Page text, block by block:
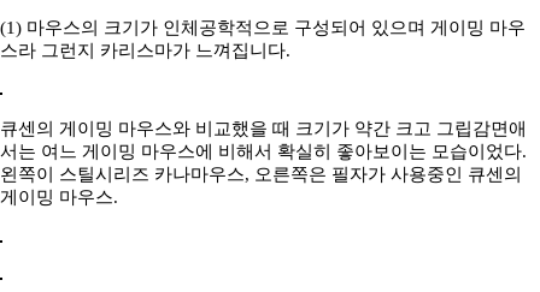
(1) 마우스의 크기가 인체공학적으로 구성되어 있으며 게이밍 마우
스라 그런지 카리스마가 느껴집니다.
큐센의 게이밍 마우스와 비교했을 때 크기가 약간 크고 그립감면애
서는 여느 게이밍 마우스에 비해서 확실히 좋아보이는 모습이었다.
왼쪽이 스틸시리즈 카나마우스, 오른쪽은 필자가 사용중인 큐센의
게이밍 마우스.